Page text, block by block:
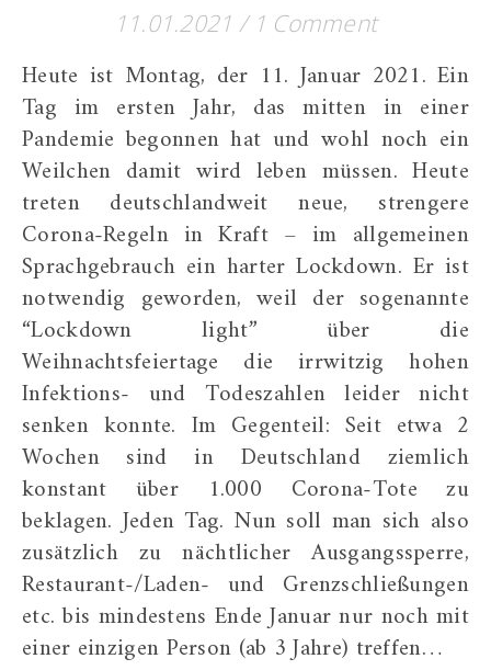
11.01.2021 / 1 Comment
Heute ist Montag, der 11. Januar 2021. Ein
Tag im ersten Jahr, das mitten in einer
Pandemie begonnen hat und wohl noch ein
Weilchen damit wird leben müssen. Heute
treten deutschlandweit neue, strengere
Corona-Regeln in Kraft – im allgemeinen
Sprachgebrauch ein harter Lockdown. Er ist
notwendig geworden, weil der sogenannte
“Lockdown light” über die
Weihnachtsfeiertage die irrwitzig hohen
Infektions- und Todeszahlen leider nicht
senken konnte. Im Gegenteil: Seit etwa 2
Wochen sind in Deutschland ziemlich
konstant über 1.000 Corona-Tote zu
beklagen. Jeden Tag. Nun soll man sich also
zusätzlich zu nächtlicher Ausgangssperre,
Restaurant-/Laden- und Grenzschließungen
etc. bis mindestens Ende Januar nur noch mit
einer einzigen Person (ab 3 Jahre) treffen…